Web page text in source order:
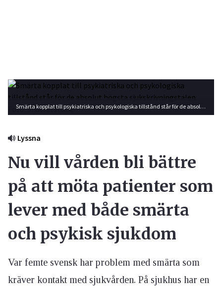
Smärta kopplat till psykiatriska och psykologiska tillstånd står för de absolut högsta sjukskrivningstalen. Foto: Shutterstock
Lyssna
Nu vill vården bli bättre
på att möta patienter som
lever med både smärta
och psykisk sjukdom
Var femte svensk har problem med smärta som
kräver kontakt med sjukvården. På sjukhus har en